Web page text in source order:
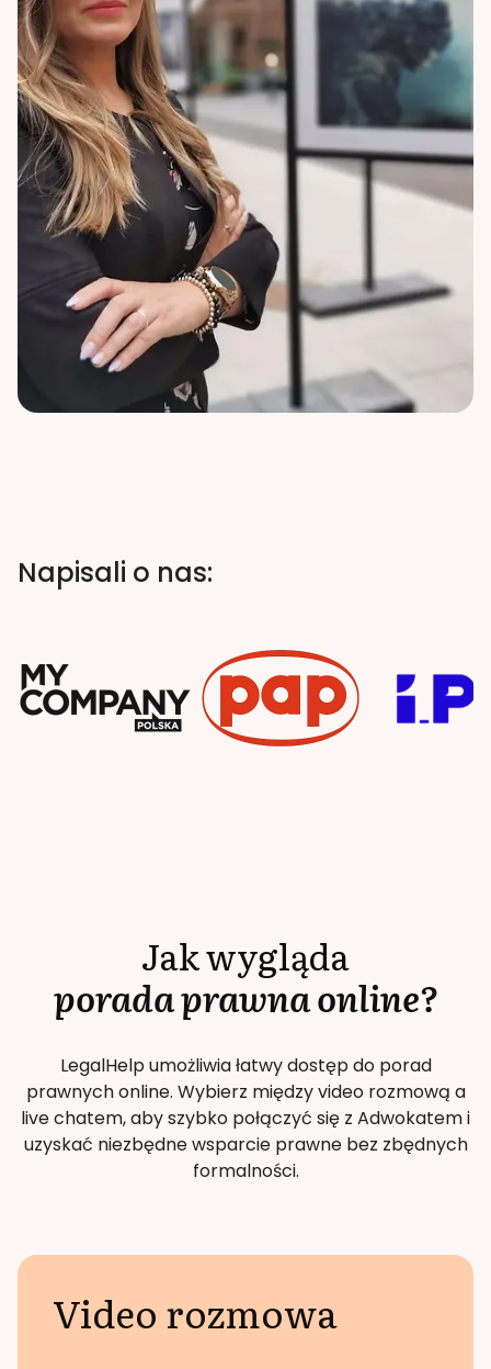
Napisali o nas:
Jak wygląda
porada prawna online?
LegalHelp umożliwia łatwy dostęp do porad
prawnych online. Wybierz między video rozmową a
live chatem, aby szybko połączyć się z Adwokatem i
uzyskać niezbędne wsparcie prawne bez zbędnych
formalności.
Video rozmowa